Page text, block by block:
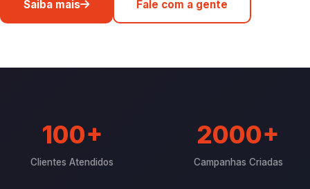
Saiba mais Fale com a gente
100+
Clientes Atendidos
2000+
Campanhas Criadas